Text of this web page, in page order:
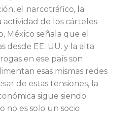
el narcotráfico, la
de los cárteles.
México señala que el
desde EE. UU. y la alta
en ese país son
esas mismas redes
de estas tensiones, la
sigue siendo
no es solo un socio